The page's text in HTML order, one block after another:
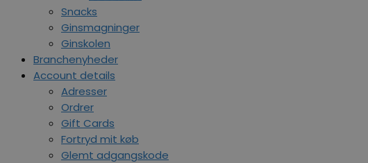
Snacks
Ginsmagninger
Ginskolen
Branchenyheder
Account details
Adresser
Ordrer
Gift Cards
Fortryd mit køb
Glemt adgangskode